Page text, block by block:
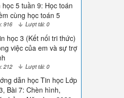
5 tuần 9: Học toán
cùng học toán 5
916 Lượt tải: 0
học 3 (Kết nối tri thức)
việc của em và sự trợ
212 Lượt tải: 0
dẫn học Tin học Lớp
Bài 7: Chèn hình,